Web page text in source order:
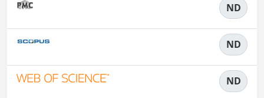
ND
ND
ND